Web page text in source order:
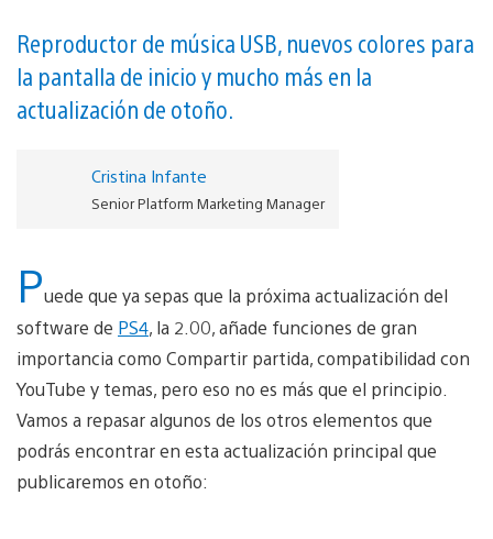
Reproductor de música USB, nuevos colores para
la pantalla de inicio y mucho más en la
actualización de otoño.
Cristina Infante
Senior Platform Marketing Manager
Puede que ya sepas que la próxima actualización del
software de PS4, la 2.00, añade funciones de gran
importancia como Compartir partida, compatibilidad con
YouTube y temas, pero eso no es más que el principio.
Vamos a repasar algunos de los otros elementos que
podrás encontrar en esta actualización principal que
publicaremos en otoño: